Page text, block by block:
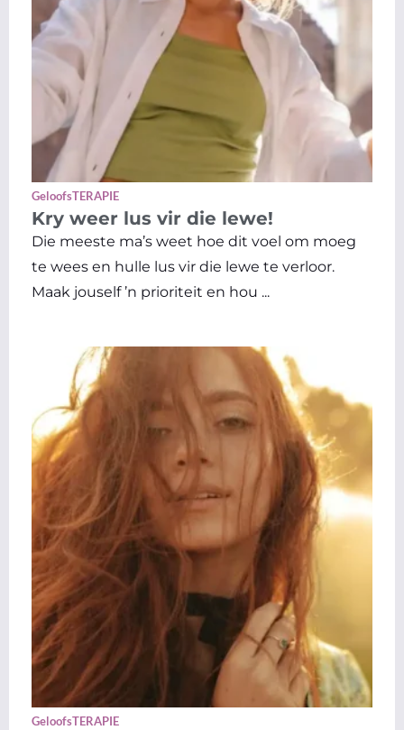
GeloofsTERAPIE
Kry weer lus vir die lewe!
Die meeste ma’s weet hoe dit voel om moeg
te wees en hulle lus vir die lewe te verloor.
Maak jouself ’n prioriteit en hou ...
GeloofsTERAPIE